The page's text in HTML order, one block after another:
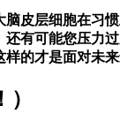
皮层细胞在习
有可能您压力
的才是面对未来